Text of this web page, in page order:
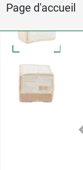
Page d'accueil